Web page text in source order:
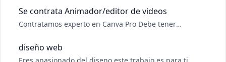
apps. Background in payments and/or fintech would be
willingness to rapidly learn English, is essential
Se contrata Animador/editor de videos
Contratamos experto en Canva Pro Debe tener
desde Pc (La cuenta de Canva Pro la ponemos nosotros)
diseño web